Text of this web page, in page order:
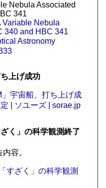
Nebula Associated
341
Variable Nebula
340 and HBC 341
Astronomy
上げ成功
」宇宙船、打ち上げ成
| ソユーズ | sorae.jp
く」の科学観測終了
容。
すざく」の科学観測